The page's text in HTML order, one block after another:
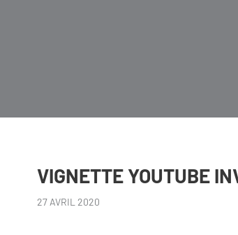
VIGNETTE YOUTUBE
27 AVRIL 2020